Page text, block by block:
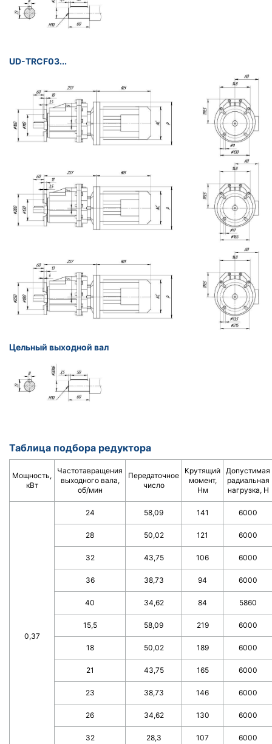
UD-TRCF03...
Цельный выходной вал
Таблица подбора редуктора
Мощность,
кВт
Частотавращения
выходного вала,
об/мин
Передаточное
число
Крутящий
момент,
Нм
Допустимая
радиальная
нагрузка, Н
0,37
24 58,09 141 6000
28 50,02 121 6000
32 43,75 106 6000
36 38,73 94 6000
40 34,62 84 5860
15,5 58,09 219 6000
18 50,02 189 6000
21 43,75 165 6000
23 38,73 146 6000
26 34,62 130 6000
32 28,3 107 6000